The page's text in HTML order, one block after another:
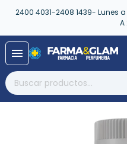
2400 4031-2408 1439- Lunes
A
menu